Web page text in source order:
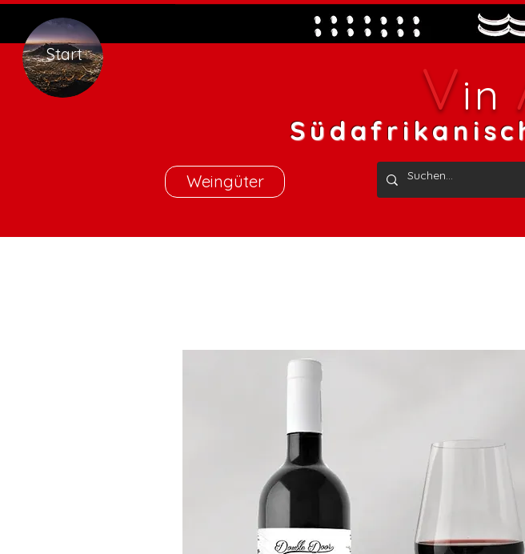
Start
Weingüter
Vin